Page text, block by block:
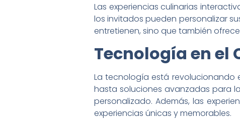
Las experiencias culinarias
los invitados pueden personalizar
entretienen, sino que también
Tecnología en el
La tecnología está revolucionando
hasta soluciones avanzadas para
personalizado. Además, las
experiencias únicas y memorables.